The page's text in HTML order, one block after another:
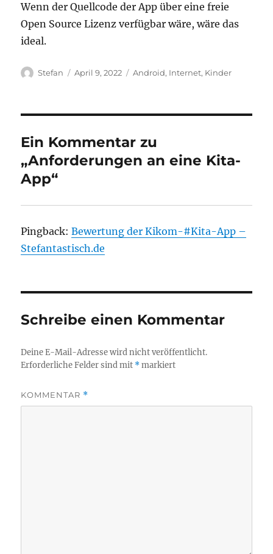
Wenn der Quellcode der App über eine freie
Open Source Lizenz verfügbar wäre, wäre das
ideal.
Autor
Stefan
Veröffentlicht
April 9, 2022 Kategorien
Android, Internet, Kinder
Ein Kommentar zu
„Anforderungen an eine Kita-
App“
Pingback:Bewertung der Kikom-#Kita-App –
Stefantastisch.de
Schreibe einen Kommentar
Deine E-Mail-Adresse wird nicht veröffentlicht.
Erforderliche Felder sind mit *markiert
KOMMENTAR *